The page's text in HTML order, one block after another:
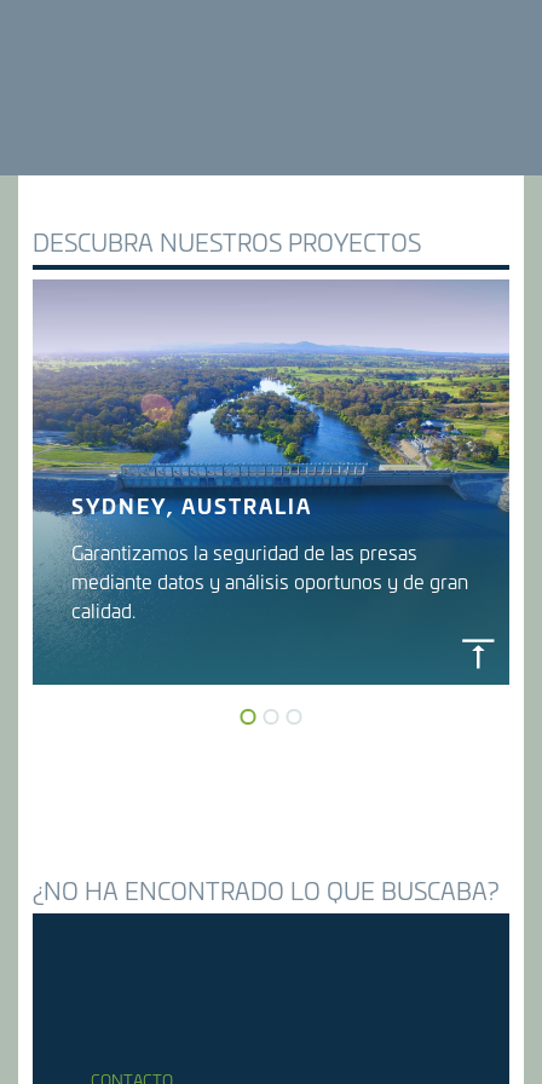
DESCUBRA NUESTROS PROYECTOS
SYDNEY, AUSTRALIA
Garantizamos la seguridad de las presas
mediante datos y análisis oportunos y de gran
calidad.
¿NO HA ENCONTRADO LO QUE BUSCABA?